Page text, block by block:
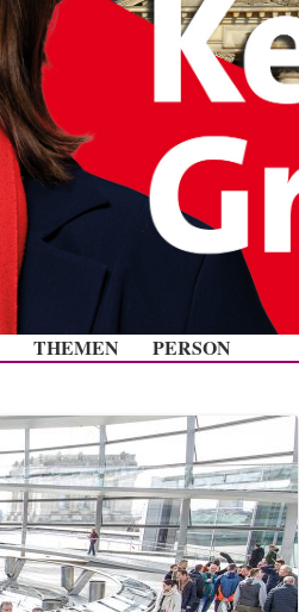
Zum Inhalt springen
THEMEN PERSON